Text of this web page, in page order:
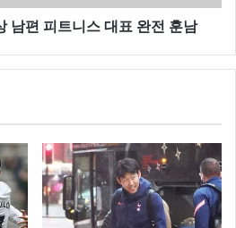
남편 피트니스 대표 완전 훈남